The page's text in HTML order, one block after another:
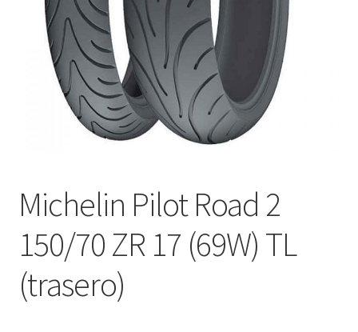
Michelin Pilot Road 2
150/70 ZR 17 (69W) TL
(trasero)